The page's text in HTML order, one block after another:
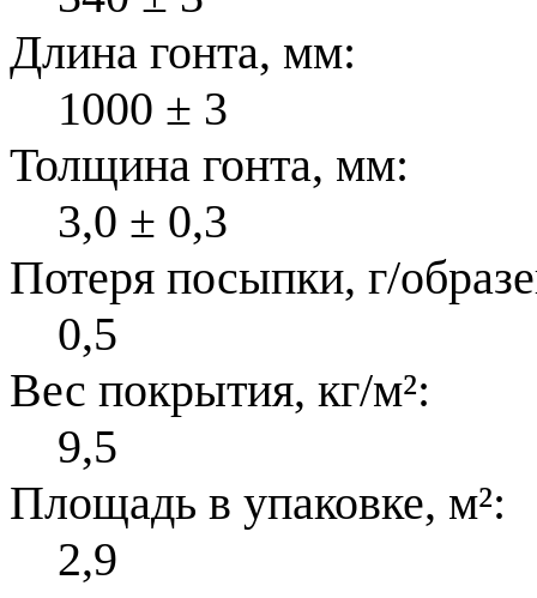
Длина гонта, мм:
1000 ± 3
Толщина гонта, мм:
3,0 ± 0,3
Потеря посыпки, г/
0,5
Вес покрытия, кг/м²:
9,5
Площадь в упаковке, м²:
2,9